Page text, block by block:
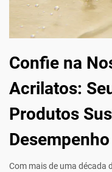
Confie na
Acrilatos:
Produtos
Desempenho
Com mais de uma década